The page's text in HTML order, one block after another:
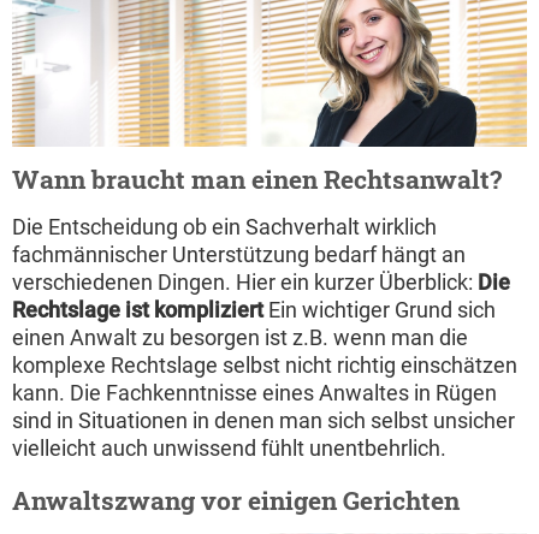
Wann braucht man einen Rechtsanwalt?
Die Entscheidung ob ein Sachverhalt wirklich
fachmännischer Unterstützung bedarf hängt an
verschiedenen Dingen. Hier ein kurzer Überblick: Die
Rechtslage ist kompliziertEin wichtiger Grund sich
einen Anwalt zu besorgen ist z.B. wenn man die
komplexe Rechtslage selbst nicht richtig einschätzen
kann. Die Fachkenntnisse eines Anwaltes in Rügen
sind in Situationen in denen man sich selbst unsicher
vielleicht auch unwissend fühlt unentbehrlich.
Anwaltszwang vor einigen Gerichten